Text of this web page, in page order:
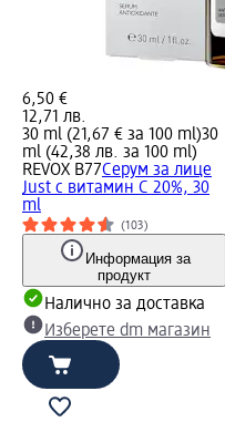
6,50 €
12,71 лв.
30 ml (21,67 € за 100 ml)30
ml (42,38 лв. за 100 ml)
REVOX B77Серум за лице
Just с витамин С 20%, 30
ml
(103)
Информация за
продукт
Налично за доставка
Изберете dm магазин